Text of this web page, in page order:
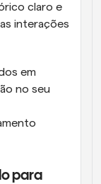
claro e
interações
em
no seu
para